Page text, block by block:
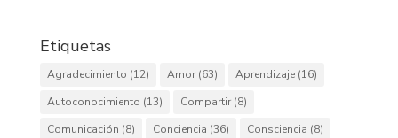
Etiquetas
Agradecimiento (12) Amor(63) Aprendizaje(16)
Autoconocimiento (13) Compartir(8)
Comunicación (8) Conciencia (36) Consciencia (8)